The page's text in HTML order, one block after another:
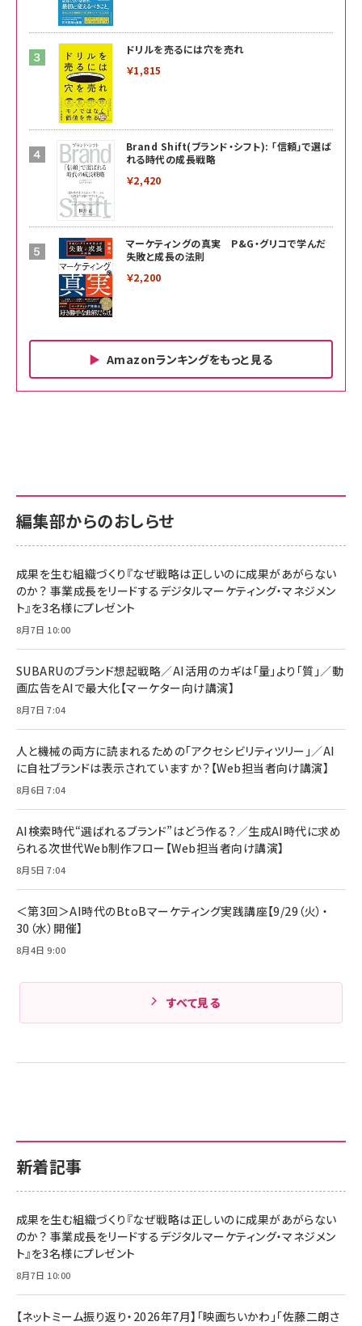
ドリルを売るには穴を売れ
￥1,815
Brand Shift(ブランド・シフト): 「信頼」で選ば
れる時代の成長戦略
￥2,420
マーケティングの真実 P&G・グリコで学んだ
失敗と成長の法則
￥2,200
Amazonランキングをもっと見る
￥880
anan(アンアン)2026/06/24号 No.2500増刊
スペシャルエディション[王道エンタメの矜持／
￥1,100
anan(アンアン)2026/07/08号 No.2502[2026
￥880
ママ投資家が育休中に１億貯めた株式投資
組織の成果を最大化する ルールのデザイン
￥1,980
Amazonランキングをもっと見る
サポート正規品 メーカー保証5年 KLMEA128G
NIMASO ガラスフィルム iPhone 17 用 保護フィ
すい ガイド枠付き いPhone17 (6.3インチ) 対応
2枚セット DSP25F1698
￥1,599
￥6,980
全ワイヤレスイヤホン/アクティブノイズキャンセリ
技術基準適合】ブラック
￥5,990
ケーブル Anker絡まないケーブル 240W 結束バン
ド付き USB PD対応 シリコン素材採用 iPhone
17 / 16 / 15 / Galaxy iPad Pro MacBook
Pro/Air 各種対応 (1.8m ミッドナイトブラック)
￥1,890
サポート正規品 メーカー保証5年 KLMEA128G
Amazon eギフトカード - Amazonロゴ - クラ
￥5,000
Anker PowerLine III Flow USB-C & USB-C
Pro/Air 各種対応 (1.8m ミッドナイトブラック)
￥1,890
サッポロ 生ビール 黒ラベル 350ml 缶 24本 ビー
ル ケース買い【6/30応募〆切! 黒ラベルビヤセラー
￥4,857
新着記事
成果を生む組織づくり『なぜ戦略は正しいのに成果があがらない
のか？ 事業成長をリードするデジタルマーケティング・マネジメン
ト』を3名様にプレゼント
8月7日 10:00
【ネットミーム振り返り・2026年7月】「映画ちいかわ」「佐藤二朗さ
編集部からのおしらせ
成果を生む組織づくり『なぜ戦略は正しいのに成果があがらない
のか？ 事業成長をリードするデジタルマーケティング・マネジメン
ト』を3名様にプレゼント
8月7日 10:00
SUBARUのブランド想起戦略／AI活用のカギは「量」より「質」／動
画広告をAIで最大化【マーケター向け講演】
8月7日 7:04
人と機械の両方に読まれるための「アクセシビリティツリー」／AI
に自社ブランドは表示されていますか？【Web担当者向け講演】
8月6日 7:04
AI検索時代“選ばれるブランド”はどう作る？／生成AI時代に求め
られる次世代Web制作フロー【Web担当者向け講演】
8月5日 7:04
＜第3回＞AI時代のBtoBマーケティング実践講座【9/29（火）・
30（水）開催】
8月4日 9:00
すべて見る